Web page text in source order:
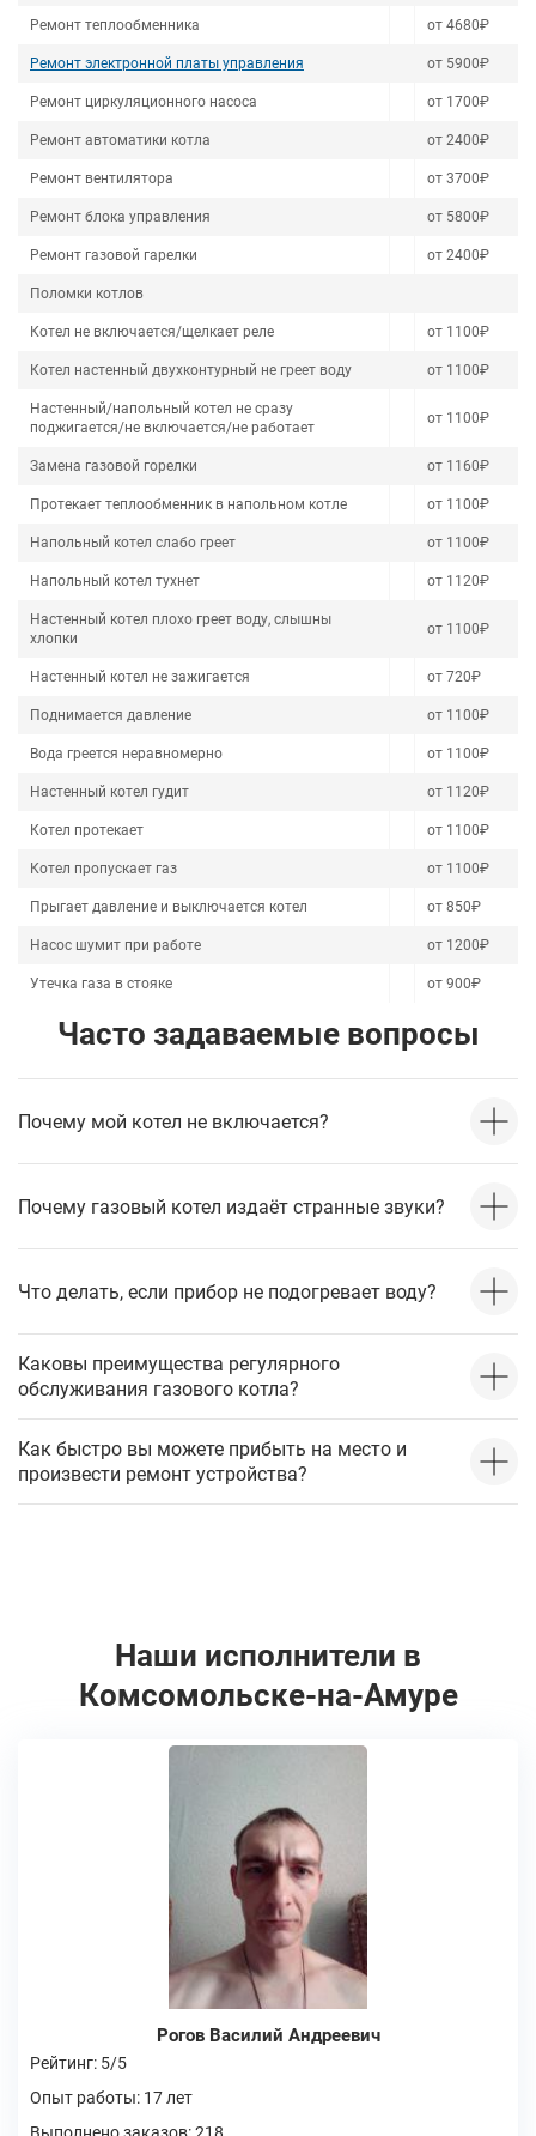
Ремонт теплообменника от 4680₽
Ремонт электронной платы управления от 5900₽
Ремонт циркуляционного насоса от 1700₽
Ремонт автоматики котла от 2400₽
Ремонт вентилятора от 3700₽
Ремонт блока управления от 5800₽
Ремонт газовой гарелки от 2400₽
Поломки котлов
Котел не включается/щелкает реле от 1100₽
Котел настенный двухконтурный не греет воду от 1100₽
Настенный/напольный котел не сразу
поджигается/не включается/не работает
от 1100₽
Замена газовой горелки от 1160₽
Протекает теплообменник в напольном котле от 1100₽
Напольный котел слабо греет от 1100₽
Напольный котел тухнет от 1120₽
Настенный котел плохо греет воду, слышны
хлопки
от 1100₽
Настенный котел не зажигается от 720₽
Поднимается давление от 1100₽
Вода греется неравномерно от 1100₽
Настенный котел гудит от 1120₽
Котел протекает от 1100₽
Котел пропускает газ от 1100₽
Прыгает давление и выключается котел от 850₽
Насос шумит при работе от 1200₽
Утечка газа в стояке от 900₽
Часто задаваемые вопросы
Почему мой котел не включается?
Почему газовый котел издаёт странные звуки?
Что делать, если прибор не подогревает воду?
Каковы преимущества регулярного
обслуживания газового котла?
Как быстро вы можете прибыть на место и
произвести ремонт устройства?
Наши исполнители в
Комсомольске-на-Амуре
Рогов Василий Андреевич
Рейтинг: 5/5
Опыт работы: 17 лет